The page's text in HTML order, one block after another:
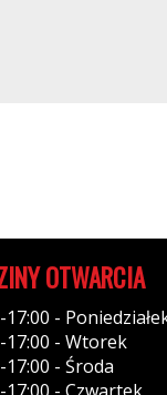
OTWARCIA
17:00 -
17:00 - Wtorek
17:00 - Środa